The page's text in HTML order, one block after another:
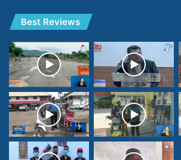
Best Reviews